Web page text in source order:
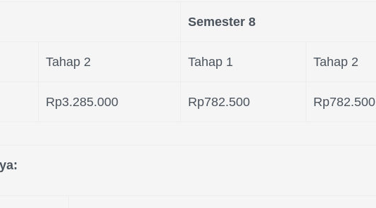
Semester 8
Tahap 2 Tahap 1 Tahap 2
Rp3.285.000 Rp782.500 Rp782.500